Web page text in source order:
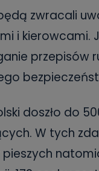
zwracali
i kierowcami.
przepisów
doszło do
W tych